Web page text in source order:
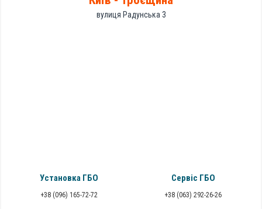
вулиця Радунська 3
Установка ГБО
+38 (096) 165-72-72
Сервіс ГБО
+38 (063) 292-26-26